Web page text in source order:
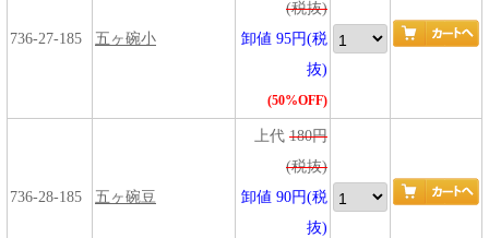
736-27-185 五ヶ碗小
(税抜)
卸値 95円(税
抜)
(50%OFF)
736-28-185 五ヶ碗豆
上代 180円
(税抜)
卸値 90円(税
抜)